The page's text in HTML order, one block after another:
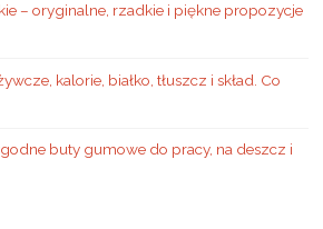
– oryginalne, rzadkie i piękne propozycje
kalorie, białko, tłuszcz i skład. Co
buty gumowe do pracy, na deszcz i